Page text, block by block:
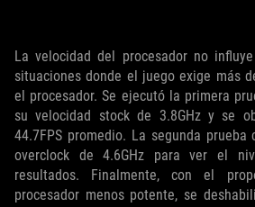
La velocidad del procesador no
situaciones donde el juego exige más
el procesador. Se ejecutó la primera
su velocidad stock de 3.8GHz y se
44.7FPS promedio. La segunda
overclock de 4.6GHz para ver el
resultados. Finalmente, con el
procesador menos potente, se